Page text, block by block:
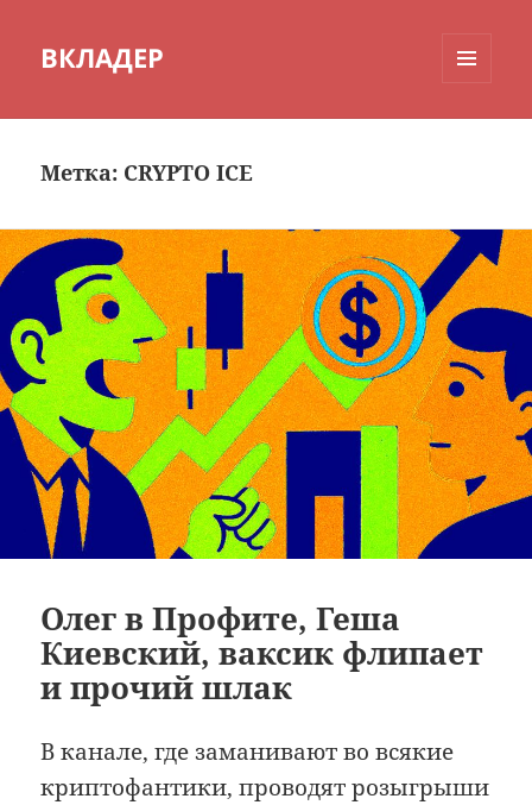
ВКЛАДЕР
Метка: CRYPTO ICE
Олег в Профите, Геша
Киевский, ваксик флипает
и прочий шлак
В канале, где заманивают во всякие
криптофантики, проводят розыгрыши